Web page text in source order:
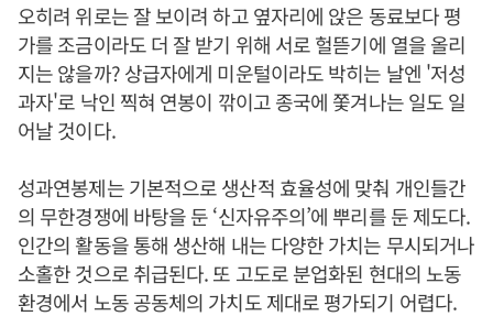
오히려 위로는 잘 보이려 하고 옆자리에 앉은 동료보다 평
가를 조금이라도 더 잘 받기 위해 서로 헐뜯기에 열을 올리
지는 않을까? 상급자에게 미운털이라도 박히는 날엔 '저성
과자'로 낙인 찍혀 연봉이 깎이고 종국에 쫓겨나는 일도 일
어날 것이다.
성과연봉제는 기본적으로 생산적 효율성에 맞춰 개인들간
의 무한경쟁에 바탕을 둔 ‘신자유주의’에 뿌리를 둔 제도다.
인간의 활동을 통해 생산해 내는 다양한 가치는 무시되거나
소홀한 것으로 취급된다. 또 고도로 분업화된 현대의 노동
환경에서 노동 공동체의 가치도 제대로 평가되기 어렵다.